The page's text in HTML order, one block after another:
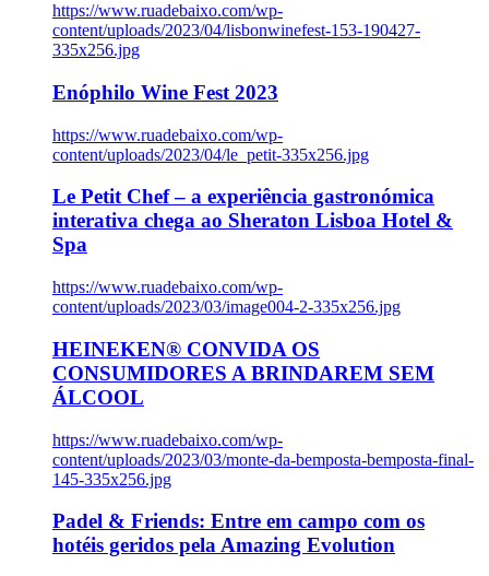
https://www.ruadebaixo.com/wp-
content/uploads/2023/04/lisbonwinefest-153-190427-
335x256.jpg
Enóphilo Wine Fest 2023
https://www.ruadebaixo.com/wp-
content/uploads/2023/04/le_petit-335x256.jpg
Le Petit Chef – a experiência gastronómica
interativa chega ao Sheraton Lisboa Hotel &
Spa
https://www.ruadebaixo.com/wp-
content/uploads/2023/03/image004-2-335x256.jpg
HEINEKEN® CONVIDA OS
CONSUMIDORES A BRINDAREM SEM
ÁLCOOL
https://www.ruadebaixo.com/wp-
content/uploads/2023/03/monte-da-bemposta-bemposta-final-
145-335x256.jpg
Padel & Friends: Entre em campo com os
hotéis geridos pela Amazing Evolution